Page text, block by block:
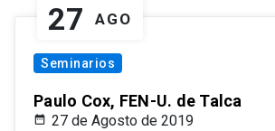
27 AGO
Seminarios
Paulo Cox, FEN-U. de Talca
27 de Agosto de 2019